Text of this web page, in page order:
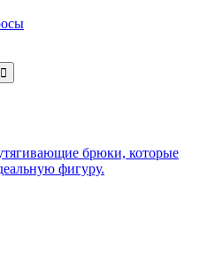
брюки, которые
фигуру.